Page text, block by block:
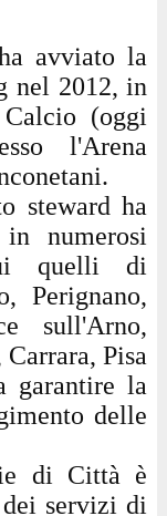
avviato la
nel 2012, in
(oggi
l'Arena
steward ha
numerosi
quelli di
Perignano,
sull'Arno,
Pisa
garantire la
delle
di Città è
servizi di